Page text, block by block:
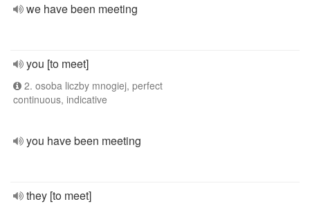
we have been meeting
you [to meet]
2. osoba liczby mnogiej, perfect
continuous, indicative
you have been meeting
they [to meet]